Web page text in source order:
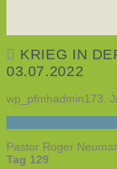
KRIEG IN
03.07.2022
wp_pfmhadmin173.
Pastor Roger
Tag 129